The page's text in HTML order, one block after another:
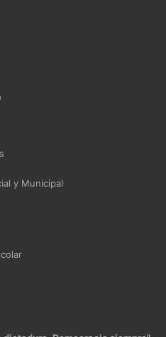
y Municipal